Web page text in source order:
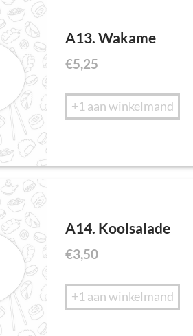
A13. Wakame
€5,25
+1 aan winkelmand
A14. Koolsalade
€3,50
+1 aan winkelmand